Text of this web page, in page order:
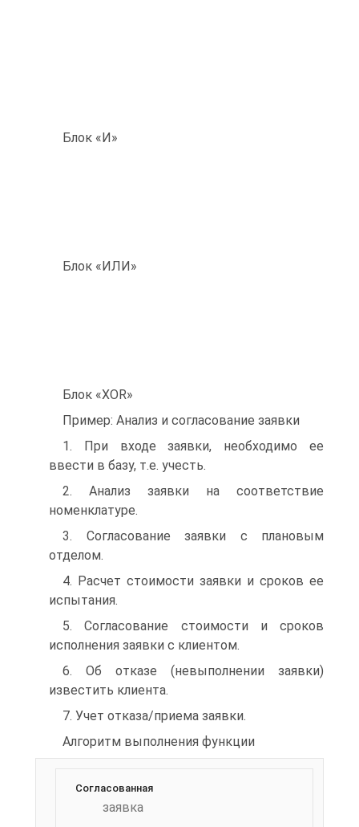
Блок «И»
Блок «ИЛИ»
Блок «XOR»
Пример: Анализ и согласование заявки
1. При входе заявки, необходимо ее
ввести в базу, т.е. учесть.
2. Анализ заявки на соответствие
номенклатуре.
3. Согласование заявки с плановым
отделом.
4. Расчет стоимости заявки и сроков ее
испытания.
5. Согласование стоимости и сроков
исполнения заявки с клиентом.
6. Об отказе (невыполнении заявки)
известить клиента.
7. Учет отказа/приема заявки.
Алгоритм выполнения функции
Согласованная
заявка